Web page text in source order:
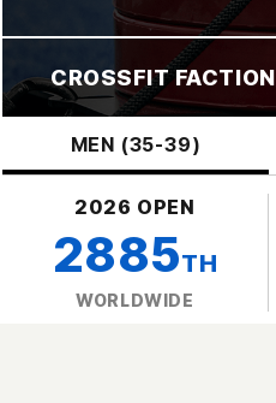
CROSSFIT FACTION
MEN (35-39)
2026 OPEN
2885TH
WORLDWIDE